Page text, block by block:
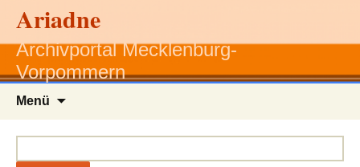
Ariadne
Archivportal Mecklenburg-
Vorpommern
Menü